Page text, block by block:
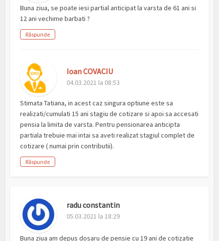
Buna ziua, se poate iesi partial anticipat la varsta de 61 ani si
12 ani vechime barbati ?
Răspunde
Ioan COVACIU
04.03.2021 la 08:53
Stimata Tatiana, in acest caz singura optiune este sa
realizati/cumulati 15 ani stagiu de cotizare si apoi sa accesati
pensia la limita de varsta. Pentru pensionarea anticipta
partiala trebuie mai intai sa aveti realizat stagiul complet de
cotizare ( numai prin contributii).
Răspunde
radu constantin
05.03.2021 la 18:29
Buna ziua am depus dosaru de pensie cu 19 ani de cotizatie